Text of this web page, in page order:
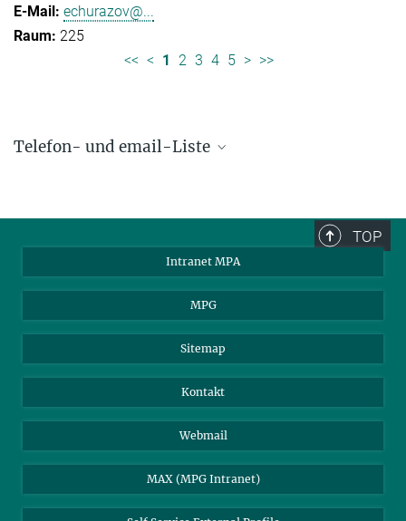
echurazov@...
225
<< < 1 2 3 4 5 > >>
Telefon- und email-Liste
85748 Garching, Germany
TOP
Intranet MPA
MPG
Sitemap
Kontakt
Webmail
MAX (MPG Intranet)